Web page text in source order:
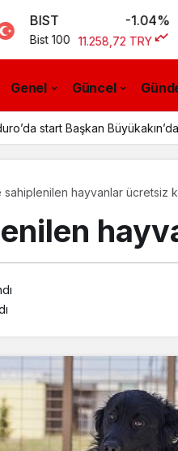
-1.04%
11.258,72 TRY
Genel Güncel
start Başkan
sahiplenilen hayvanlar ücretsiz